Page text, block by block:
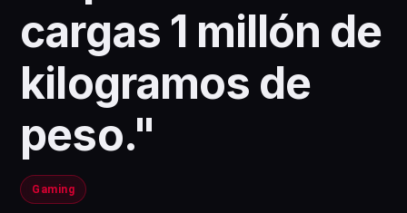
cargas 1 millón de
kilogramos de
peso."
Gaming